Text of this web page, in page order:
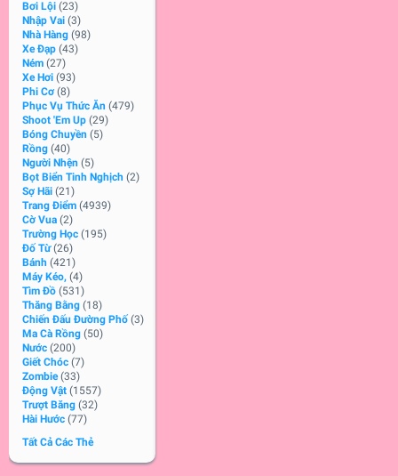
Bơi Lội (23)
Nhập Vai (3)
Nhà Hàng (98)
Xe Đạp (43)
Ném (27)
Xe Hơi (93)
Phi Cơ (8)
Phục Vụ Thức Ăn (479)
Shoot 'Em Up (29)
Bóng Chuyền (5)
Rồng (40)
Người Nhện (5)
Bọt Biển Tinh Nghịch (2)
Sợ Hãi (21)
Trang Điểm (4939)
Cờ Vua (2)
Trường Học (195)
Đố Từ (26)
Bánh (421)
Máy Kéo, (4)
Tìm Đồ (531)
Thăng Bằng (18)
Chiến Đấu Đường Phố (3)
Ma Cà Rồng (50)
Nước (200)
Giết Chóc (7)
Zombie (33)
Động Vật (1557)
Trượt Băng (32)
Hài Hước (77)
Tất Cả Các Thẻ